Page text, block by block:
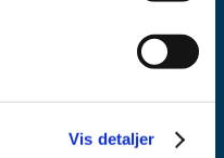
Vis detaljer